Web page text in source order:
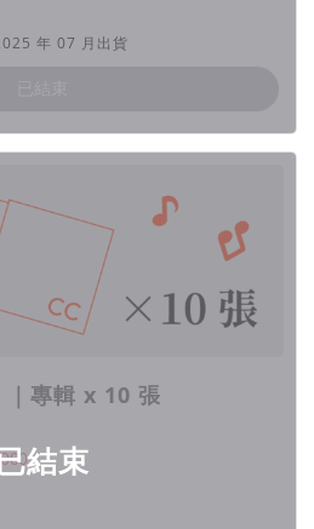
Wading Pool 》
未來。
音樂作品，展現箏樂新世代的多元
是樂音的傳遞，更是文化承載後的
喜愛古箏的獨特韻味。
積水間，游移想像的自行定義。
年 07 月出貨
結束
專輯 x 10 張